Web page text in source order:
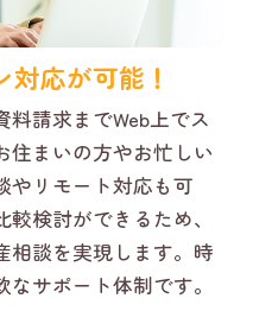
対応が可能！
請求までWeb上でス
住まいの方やお忙しい
やリモート対応も可
検討ができるため、
相談を実現します。時
サポート体制です。